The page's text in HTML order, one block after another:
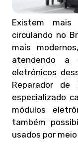
Existem
circulando no
mais
atendendo a
eletrônicos
Reparador de
especializado
módulos
também
usados por